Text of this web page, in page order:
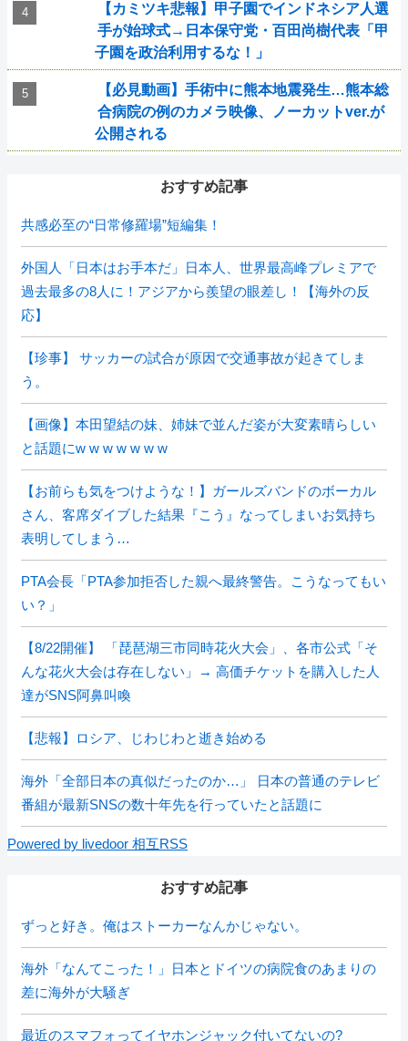
【カミツキ悲報】甲子園でインドネシア人選
手が始球式→日本保守党・百田尚樹代表「甲
子園を政治利用するな！」
【必見動画】手術中に熊本地震発生…熊本総
合病院の例のカメラ映像、ノーカットver.が
公開される
おすすめ記事
共感必至の“日常修羅場”短編集！
外国人「日本はお手本だ」日本人、世界最高峰プレミアで
過去最多の8人に！アジアから羨望の眼差し！【海外の反
応】
【珍事】 サッカーの試合が原因で交通事故が起きてしま
う。
【画像】本田望結の妹、姉妹で並んだ姿が大変素晴らしい
と話題にw w w w w w w
【お前らも気をつけような！】ガールズバンドのボーカル
さん、客席ダイブした結果『こう』なってしまいお気持ち
表明してしまう…
PTA会長「PTA参加拒否した親へ最終警告。こうなってもい
い？」
【8/22開催】 「琵琶湖三市同時花火大会」、各市公式「そ
んな花火大会は存在しない」→ 高価チケットを購入した人
達がSNS阿鼻叫喚
【悲報】ロシア、じわじわと逝き始める
海外「全部日本の真似だったのか…」 日本の普通のテレビ
番組が最新SNSの数十年先を行っていたと話題に
Powered by livedoor 相互RSS
おすすめ記事
ずっと好き。俺はストーカーなんかじゃない。
海外「なんてこった！」日本とドイツの病院食のあまりの
差に海外が大騒ぎ
最近のスマフォってイヤホンジャック付いてないの?